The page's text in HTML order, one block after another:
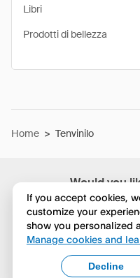
Would you
No,
Yes,
Libri
Prodotti di bellezza
Home > Tenvinilo
If you accept cookies,
customize your
show you personalized
Manage cookies and
Decline